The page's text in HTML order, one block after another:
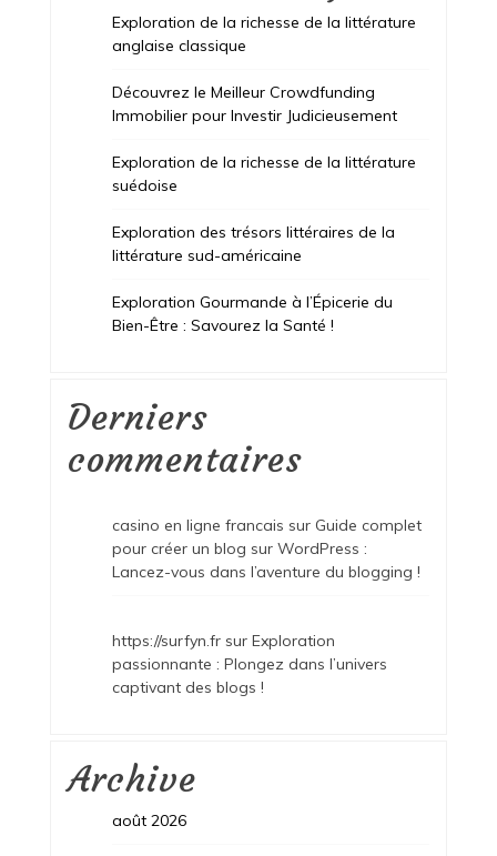
Exploration de la richesse de la littérature
anglaise classique
Découvrez le Meilleur Crowdfunding
Immobilier pour Investir Judicieusement
Exploration de la richesse de la littérature
suédoise
Exploration des trésors littéraires de la
littérature sud-américaine
Exploration Gourmande à l’Épicerie du
Bien-Être : Savourez la Santé !
Derniers
commentaires
casino en ligne francais sur Guide complet
pour créer un blog sur WordPress :
Lancez-vous dans l’aventure du blogging !
https://surfyn.frsur Exploration
passionnante : Plongez dans l’univers
captivant des blogs !
Archive
août 2026